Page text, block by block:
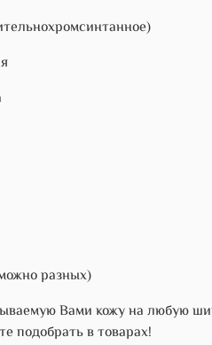
разных)
Вами кожу на любую
подобрать в товарах!